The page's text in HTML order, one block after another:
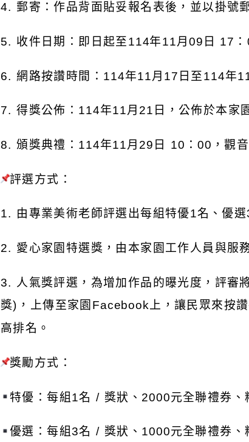
4. 郵寄：作品背面貼妥報名表後，並以掛號
5. 收件日期：即日起至114年11月09日 17：
6. 網路按讚時間：114年11月17日至114年
7. 得獎公佈：114年11月21日，公佈於本家
8. 頒獎典禮：114年11月29日 10：00，觀音
評選方式：
1. 由專業美術老師評選出每組特優1名、優
2. 愛心家園特選獎，由本家園工作人員與服
3. 人氣獎評選，為增加作品的曝光度，評審
獎)，上傳至家園Facebook上，讓民眾來按
高排名。
獎勵方式：
特優：每組1名 / 獎狀、2000元全聯禮券、
優選：每組3名 / 獎狀、1000元全聯禮券、